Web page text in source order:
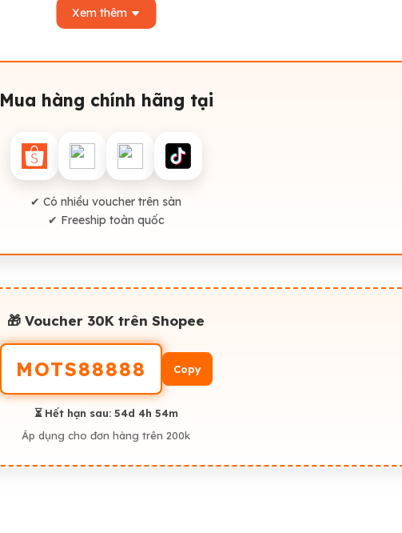
Xem thêm
Mua hàng chính hãng tại
✔ Có nhiều voucher trên sàn
✔ Freeship toàn quốc
🎁 Voucher 30K trên Shopee
MOTS88888 Copy
⏳ Hết hạn sau: 54d 4h 54m
Áp dụng cho đơn hàng trên 200k